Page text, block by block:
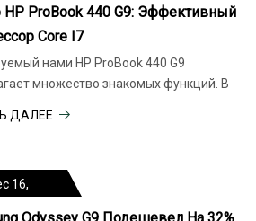
HP ProBook 440 G9: Эффективный
Core I7
нами HP ProBook 440 G9
предлагает множество знакомых функций. В
ДАЛЕЕ
16,